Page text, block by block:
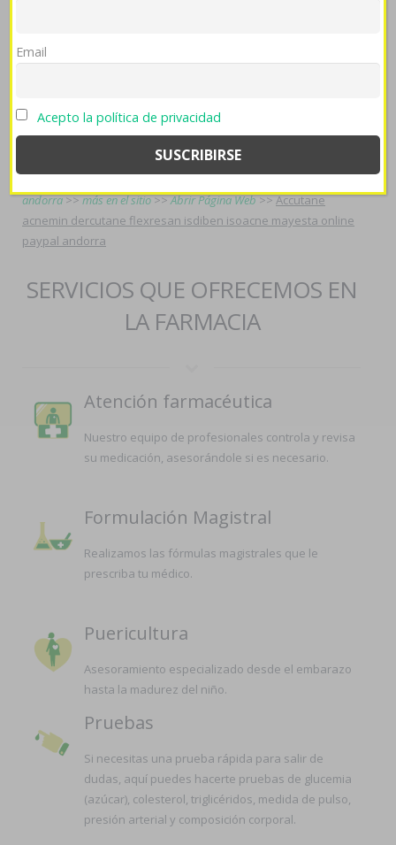
https://farmaciapilarica.es/pilaricameds-comprar-bimatoprost-
https://farmaciapilarica.es/pilaricameds-precio-albenza-eskazole-
en-farmacia-españa/>>comprar bactrim sulfatrim septra
cotrimoxazol trimetoprim sulfametoxazol>>
comprar propecia en españa>>precios sildenafil farmacias
andorra>>más en el sitio>>Abrir Página Web>>Accutane
acnemin dercutane flexresan isdiben isoacne mayesta online
paypal andorra
SERVICIOS QUE OFRECEMOS EN
LA FARMACIA
Atención farmacéutica
Nuestro equipo de profesionales controla y revisa
su medicación, asesorándole si es necesario.
Formulación Magistral
Realizamos las fórmulas magistrales que le
prescriba tu médico.
Puericultura
Asesoramiento especializado desde el embarazo
hasta la madurez del niño.
Pruebas
Si necesitas una prueba rápida para salir de
dudas, aquí puedes hacerte pruebas de glucemia
(azúcar), colesterol, triglicéridos, medida de pulso,
presión arterial y composición corporal.
Email
Acepto la política de privacidad